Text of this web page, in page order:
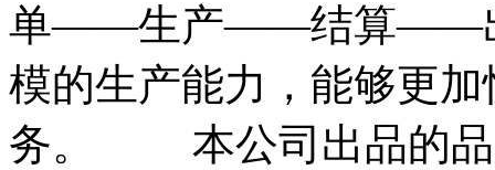
单——生产——结算——出
模的生产能力，能够更
务。 本公司出品的品